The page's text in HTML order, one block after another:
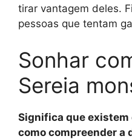
tirar vantagem deles.
pessoas que tentam
Sonhar
Sereia
Significa que
como compreender a